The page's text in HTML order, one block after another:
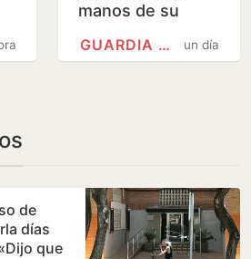
manos de su
cuartel de Llanes
un día
GUARDIA CIVIL
de
días
que